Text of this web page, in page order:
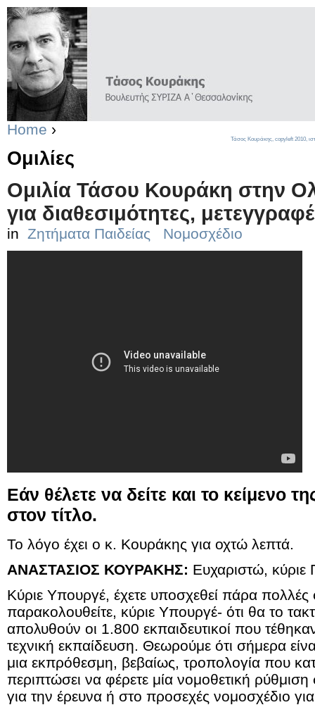
Home ›
Ομιλίες
Ομιλία Τάσου Κουράκη στην
για διαθεσιμότητες,
in Ζητήματα Παιδείας Νομοσχέδιο
Εάν θέλετε να δείτε και το κείμενο
στον τίτλο.
Το λόγο έχει ο κ. Κουράκης για οχτώ λεπτά.
ΑΝΑΣΤΑΣΙΟΣ ΚΟΥΡΑΚΗΣ: Ευχαριστώ, κύριε
Κύριε Υπουργέ, έχετε υποσχεθεί πάρα
παρακολουθείτε, κύριε Υπουργέ- ότι θα το
απολυθούν οι 1.800 εκπαιδευτικοί που
τεχνική εκπαίδευση. Θεωρούμε ότι σήμερα
μια εκπρόθεσμη, βεβαίως, τροπολογία που
περιπτώσει να φέρετε μία νομοθετική
για την έρευνα ή στο προσεχές νομοσχέδιο
Τάσος Κουράκης, copyleft 2010,